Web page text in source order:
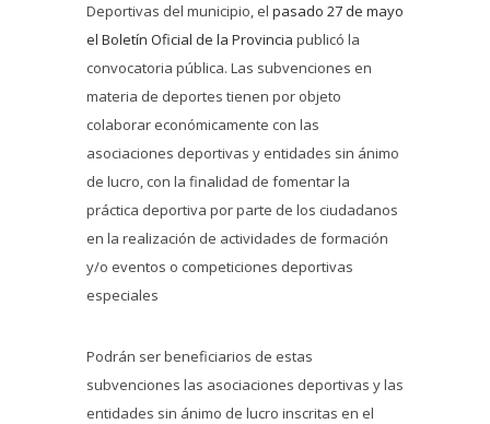
Deportivas del municipio, el pasado 27 de mayo
el Boletín Oficial de la Provincia publicó la
convocatoria pública. Las subvenciones en
materia de deportes tienen por objeto
colaborar económicamente con las
asociaciones deportivas y entidades sin ánimo
de lucro, con la finalidad de fomentar la
práctica deportiva por parte de los ciudadanos
en la realización de actividades de formación
y/o eventos o competiciones deportivas
especiales
Podrán ser beneficiarios de estas
subvenciones las asociaciones deportivas y las
entidades sin ánimo de lucro inscritas en el